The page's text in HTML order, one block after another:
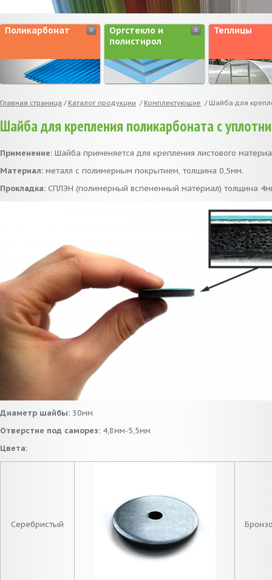
Поликарбонат
Оргстекло и
полистирол
Теплицы
Главная страница / Каталог продукции / Комплектующие / Шайба для
Шайба для крепления поликарбоната с
Применение: Шайба применяется для крепления листового
Материал: металл с полимерным покрытием, толщина 0,5мм.
Прокладка: СПЛЭН (полимерный вспененный материал) толщина
Диаметр шайбы: 30мм
Отверстие под саморез: 4,8мм-5,5мм
Цвета:
Серебристый